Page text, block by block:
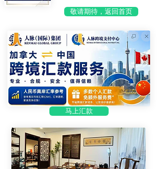
敬请期待，返回首页
马上汇款